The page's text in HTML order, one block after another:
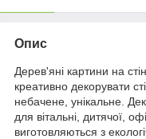
Опис
Дерев'яні картини на
креативно декорувати
небачене, унікальне.
для вітальні, дитячої,
виготовляються з